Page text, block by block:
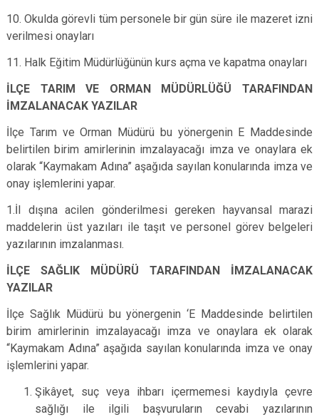
10. Okulda görevli tüm personele bir gün süre ile mazeret izni
verilmesi onayları
11. Halk Eğitim Müdürlüğünün kurs açma ve kapatma onayları
İLÇE TARIM VE ORMAN MÜDÜRLÜĞÜ TARAFINDAN
İMZALANACAK YAZILAR
İlçe Tarım ve Orman Müdürü bu yönergenin E Maddesinde
belirtilen birim amirlerinin imzalayacağı imza ve onaylara ek
olarak “Kaymakam Adına” aşağıda sayılan konularında imza ve
onay işlemlerini yapar.
1.İl dışına acilen gönderilmesi gereken hayvansal marazi
maddelerin üst yazıları ile taşıt ve personel görev belgeleri
yazılarının imzalanması.
İLÇE SAĞLIK MÜDÜRÜ TARAFINDAN İMZALANACAK
YAZILAR
İlçe Sağlık Müdürü bu yönergenin ‘E Maddesinde belirtilen
birim amirlerinin imzalayacağı imza ve onaylara ek olarak
“Kaymakam Adına” aşağıda sayılan konularında imza ve onay
işlemlerini yapar.
Şikâyet, suç veya ihbarı içermemesi kaydıyla çevre
sağlığı ile ilgili başvuruların cevabi yazılarının